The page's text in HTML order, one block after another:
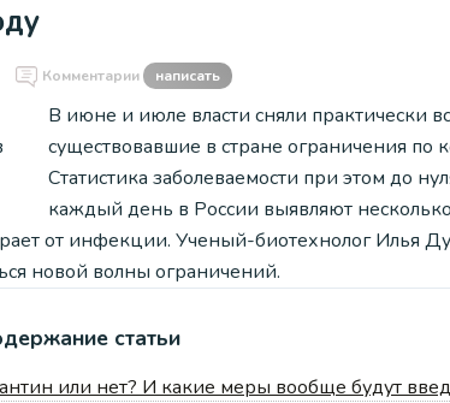
Комментарии написать
В июне и июле власти сняли практически
существовавшие в стране ограничения по
Статистика заболеваемости при этом до
каждый день в России выявляют
от инфекции. Ученый-биотехнолог Илья
новой волны ограничений.
статьи
или нет? И какие меры вообще будут